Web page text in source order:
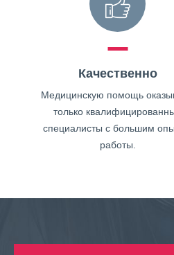
Качественно
Медицинскую помощь
только
специалисты с большим
работы.